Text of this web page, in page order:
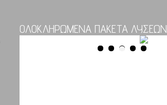
ΟΛΟΚΛΗΡΩΜΕΝΑ ΠΑΚΕΤΑ ΛΥΣΕΩΝ